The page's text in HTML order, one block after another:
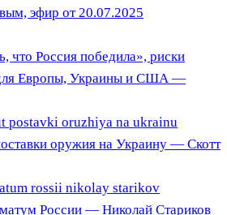
эфир от 20.07.2025
что Россия победила», риски
Европы, Украины и США —
оружия на Украину — Скотт
России — Николай Стариков